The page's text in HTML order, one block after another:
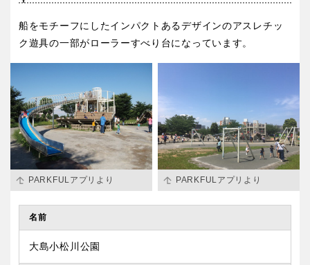
船をモチーフにしたインパクトあるデザインのアスレチッ
ク遊具の一部がローラーすべり台になっています。
PARKFULアプリより PARKFULアプリより
名前
大島小松川公園